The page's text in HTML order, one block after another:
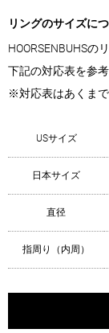
リングのサイズに
HOORSENBUHSの
下記の対応表を参
※対応表はあくまで
USサイズ
日本サイズ
直径
指周り（内周）